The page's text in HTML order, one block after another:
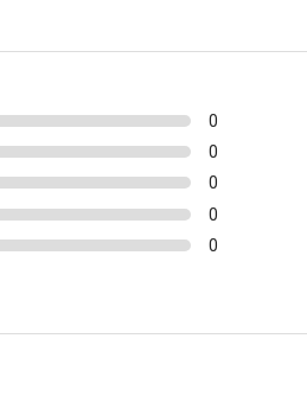
0
0
0
0
0